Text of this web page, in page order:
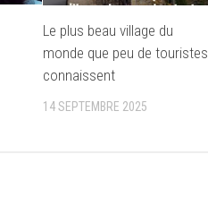
Le plus beau village du
monde que peu de touristes
connaissent
14 SEPTEMBRE 2025